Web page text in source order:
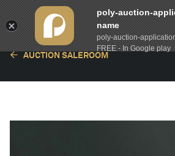
AUCTION SALEROOM
poly-auction-
name
poly-auction-
FREE - In Google play